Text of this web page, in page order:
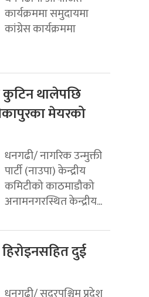
कार्यक्रममा समुदायमा
कांग्रेस कार्यक्रममा
थालेपछि
मेयरको
धनगढी/ नागरिक उन्मुक्ती
पार्टी (नाउपा) केन्द्रीय
कमिटीको काठमाडौको
अनामनगरस्थित केन्द्रीय...
दुई
धनगढी/ सुदुरपश्चिम प्रदेश